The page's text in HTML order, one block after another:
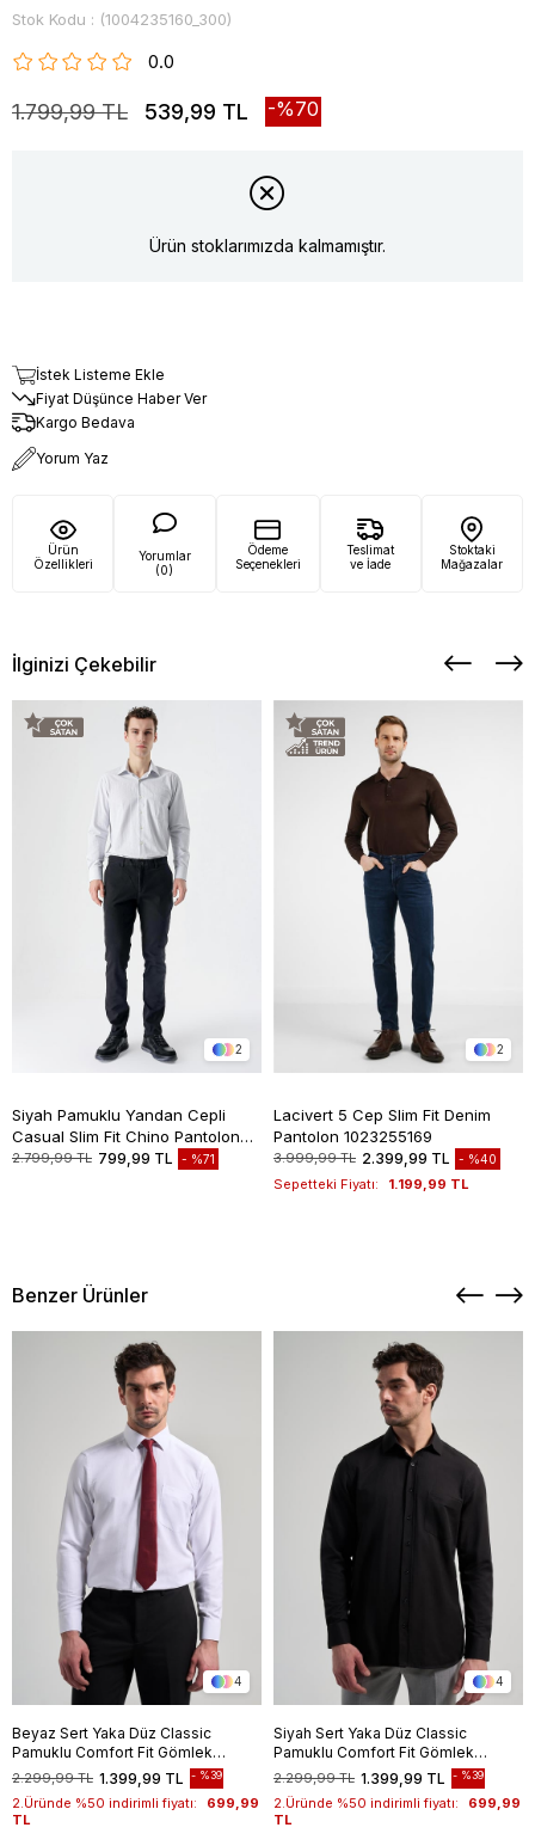
Stok Kodu (1004235160_300)
0.0
1.799,99 TL 539,99 TL 70
Ürün stoklarımızda kalmamıştır.
İstek Listeme Ekle
Fiyat Düşünce Haber Ver
Kargo Bedava
Yorum Yaz
Ürün
Özellikleri
Yorumlar
(0)
Ödeme
Seçenekleri
Teslimat
ve İade
Stoktaki
Mağazalar
İlginizi Çekebilir
2
Siyah Pamuklu Yandan Cepli
Casual Slim Fit Chino Pantolon
1003235117
2.799,99 TL 799,99 TL %71
2
Lacivert 5 Cep Slim Fit Denim
Pantolon 1023255169
3.999,99 TL 2.399,99 TL %40
Sepetteki Fiyatı: 1.199,99 TL
Benzer Ürünler
4
Beyaz Sert Yaka Düz Classic
Pamuklu Comfort Fit Gömlek
1004250213 1.399,99 TL
2.299,99 TL %39
2.Üründe %50 indirimli fiyatı:
699,99
TL
4
Siyah Sert Yaka Düz Classic
Pamuklu Comfort Fit Gömlek
1004250213 1.399,99 TL
2.299,99 TL %39
2.Üründe %50 indirimli fiyatı:
699,99
TL